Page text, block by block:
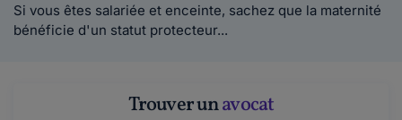
Au modérateur,Les questions sont récurrentes
et concernent des informations déjà déte...
Si vous êtes salariée et enceinte, sachez que la maternité
bénéficie d'un statut protecteur...
Trouver unavocat